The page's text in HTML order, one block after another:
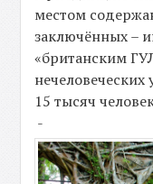
местом
заключённых –
«британским
15 тысяч
-